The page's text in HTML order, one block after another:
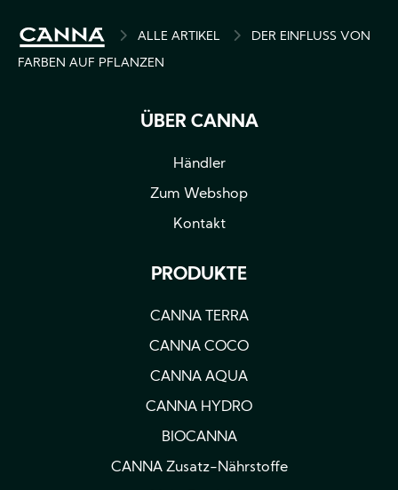
PFADNAVIGATION
ALLE ARTIKEL
DER EINFLUSS VON
FARBEN AUF PFLANZEN
ÜBER CANNA
Händler
Zum Webshop
Kontakt
PRODUKTE
CANNA TERRA
CANNA COCO
CANNA AQUA
CANNA HYDRO
BIOCANNA
CANNA Zusatz-Nährstoffe